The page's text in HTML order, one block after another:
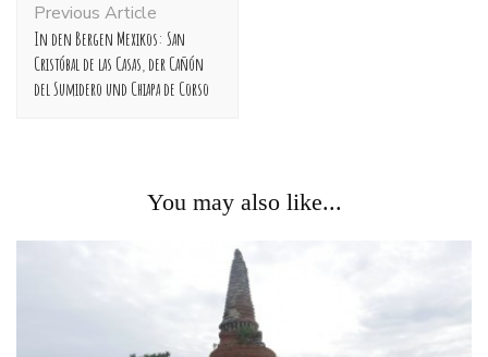
Navigation
Previous Article
In den Bergen Mexikos: San
Cristóbal de las Casas, der Cañón
del Sumidero und Chiapa de Corso
You may also like...